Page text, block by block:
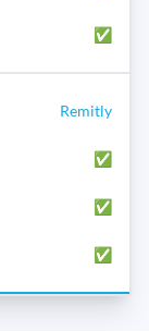
✅
Remitly
✅
✅
✅